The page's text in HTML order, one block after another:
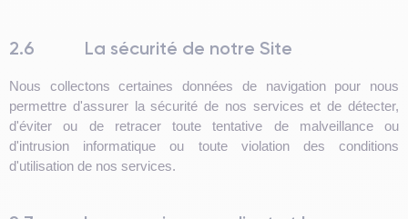
2.6 La sécurité de notre Site
Nous collectons certaines données de navigation pour nous
permettre d'assurer la sécurité de nos services et de détecter,
d'éviter ou de retracer toute tentative de malveillance ou
d'intrusion informatique ou toute violation des conditions
d'utilisation de nos services.